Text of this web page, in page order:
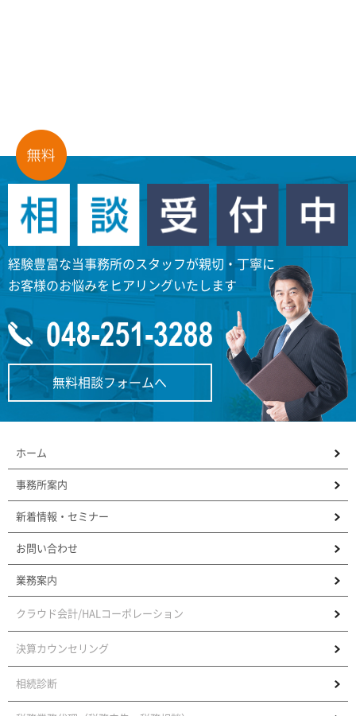
経験豊富な当事務所のスタッフが親切・丁寧に
お客様のお悩みをヒアリングいたします
無料相談フォームへ
ホーム
事務所案内
新着情報・セミナー
お問い合わせ
業務案内
クラウド会計/HALコーポレーション
決算カウンセリング
相続診断